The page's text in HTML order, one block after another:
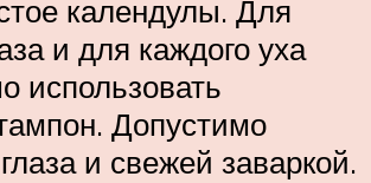
календулы. Для
и для каждого уха
использовать
Допустимо
и свежей заваркой.